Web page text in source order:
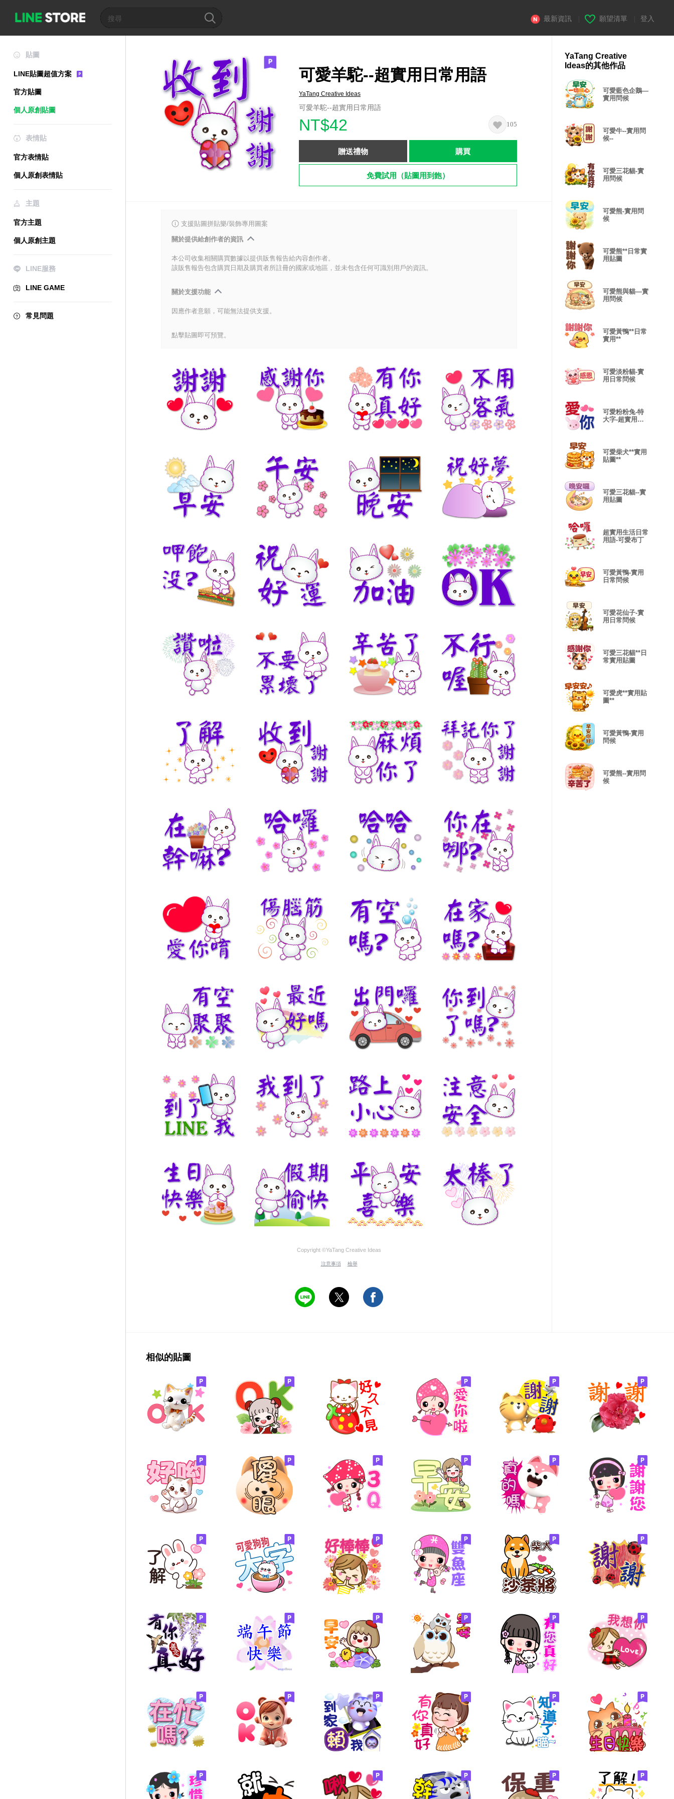
最新資訊 願望清單 登入
貼圖
LINE貼圖超值方案
官方貼圖
個人原創貼圖
表情貼
官方表情貼
個人原創表情貼
主題
官方主題
個人原創主題
LINE服務
LINE GAME
常見問題
可愛羊駝--超實用日常用語
YaTang Creative Ideas
可愛羊駝--超實用日常用語
NT$42 105
贈送禮物 購買
免費試用（貼圖用到飽）
支援貼圖拼貼樂/裝飾專用圖案
關於提供給創作者的資訊
本公司收集相關購買數據以提供販售報告給內容創作者。
該販售報告包含購買日期及購買者所註冊的國家或地區，並未包含任何可識別用戶的資訊。
關於支援功能
因應作者意願，可能無法提供支援。
點擊貼圖即可預覽。
Copyright ©YaTang Creative Ideas
注意事項 檢舉
YaTang Creative
Ideas的其他作品
可愛藍色企鵝—
實用問候
可愛牛--實用問
候--
可愛三花貓-實
用問候
可愛熊-實用問
候
可愛熊**日常實
用貼圖
可愛熊與貓—實
用問候
可愛黃鴨**日常
實用**
可愛淡粉貓-實
用日常問候
可愛粉粉兔-特
大字-超實用日
可愛柴犬**實用
貼圖**
可愛三花貓--實
用貼圖
超實用生活日常
用語-可愛布丁
可愛黃鴨-實用
日常問候
可愛花仙子-實
用日常問候
可愛三花貓**日
常實用貼圖
可愛虎**實用貼
圖**
可愛黃鴨-實用
問候
可愛熊--實用問
候
相似的貼圖